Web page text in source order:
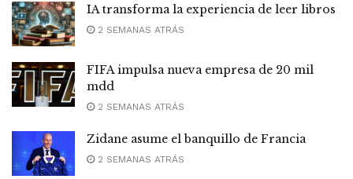
IA transforma la experiencia de leer libros
2 SEMANAS ATRÁS
FIFA impulsa nueva empresa de 20 mil
mdd
2 SEMANAS ATRÁS
Zidane asume el banquillo de Francia
2 SEMANAS ATRÁS